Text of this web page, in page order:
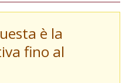
è la
fino al